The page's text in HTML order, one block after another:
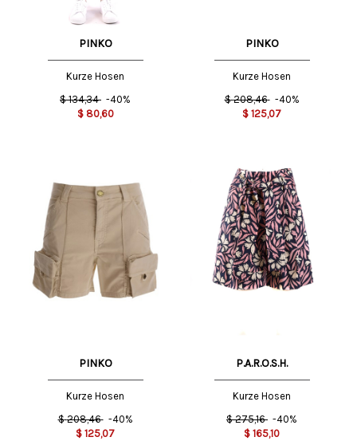
PINKO
Kurze Hosen
$ 134,34 -40%
$ 80,60
PINKO
Kurze Hosen
$ 208,46 -40%
$ 125,07
PINKO
Kurze Hosen
$ 208,46 -40%
$ 125,07
P.A.R.O.S.H.
Kurze Hosen
$ 275,16 -40%
$ 165,10